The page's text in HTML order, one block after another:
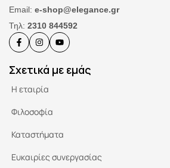
Email: e-shop@elegance.gr
Τηλ: 2310 844592
Σχετικά με εμάς
Η εταιρία
Φιλοσοφία
Καταστήματα
Ευκαιρίες συνεργασίας